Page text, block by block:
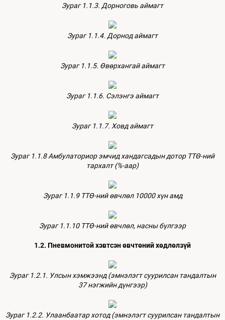
Зураг 1.1.3. Дорноговь аймагт
Зураг 1.1.4. Дорнод аймагт
Зураг 1.1.5. Өвөрхангай аймагт
Зураг 1.1.6. Сэлэнгэ аймагт
Зураг 1.1.7. Ховд аймагт
Зураг 1.1.8 Амбулаториор эмчид хандагсадын дотор ТТӨ-ний
тархалт (%-аар)
Зураг 1.1.9 ТТӨ-ний өвчлөл 10000 хүн амд
Зураг 1.1.10 ТТӨ-ний өвчлөл, насны бүлгээр
1.2. Пневмонитой хэвтсэн өвчтөний хөдлөлзүй
Зураг 1.2.1. Улсын хэмжээнд (эмнэлэгт суурилсан тандалтын
37 нэгжийн дүнгээр)
Зураг 1.2.2. Улаанбаатар хотод (эмнэлэгт суурилсан тандалтын